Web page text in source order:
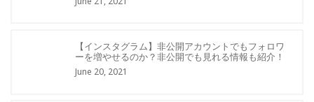
【インスタグラム】非公開アカウントでもフォロワ
ーを増やせるのか？非公開でも見れる情報も紹介！
June 20, 2021